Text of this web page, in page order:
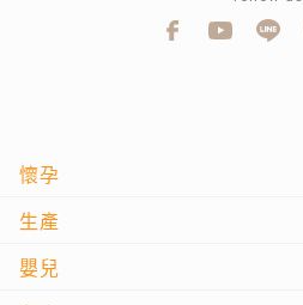
懷孕
生產
嬰兒